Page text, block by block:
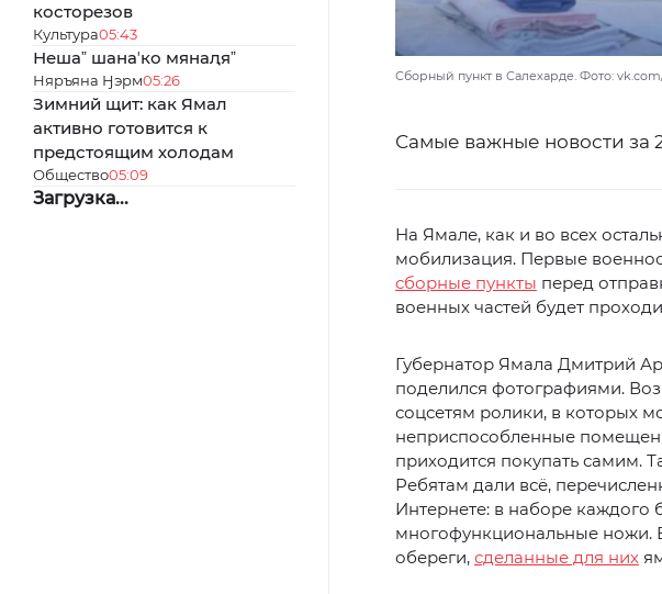
косторезов
Культура05:43
Нешаˮ шанаʼко мянаԯяˮ
Няръяна Ӈэрм05:26
Зимний щит: как Ямал
активно готовится к
предстоящим холодам
Общество05:09
Загрузка...
Сборный пункт в Салехарде. Фото:
Самые важные новости за
На Ямале, как и во всех
мобилизация. Первые
сборные пункты перед
военных частей будет
Губернатор Ямала Дмитрий
поделился фотографиями.
соцсетям ролики, в которых
неприспособленные
приходится покупать самим.
Ребятам дали всё,
Интернете: в наборе каждого
многофункциональные ножи.
обереги, сделанные для них